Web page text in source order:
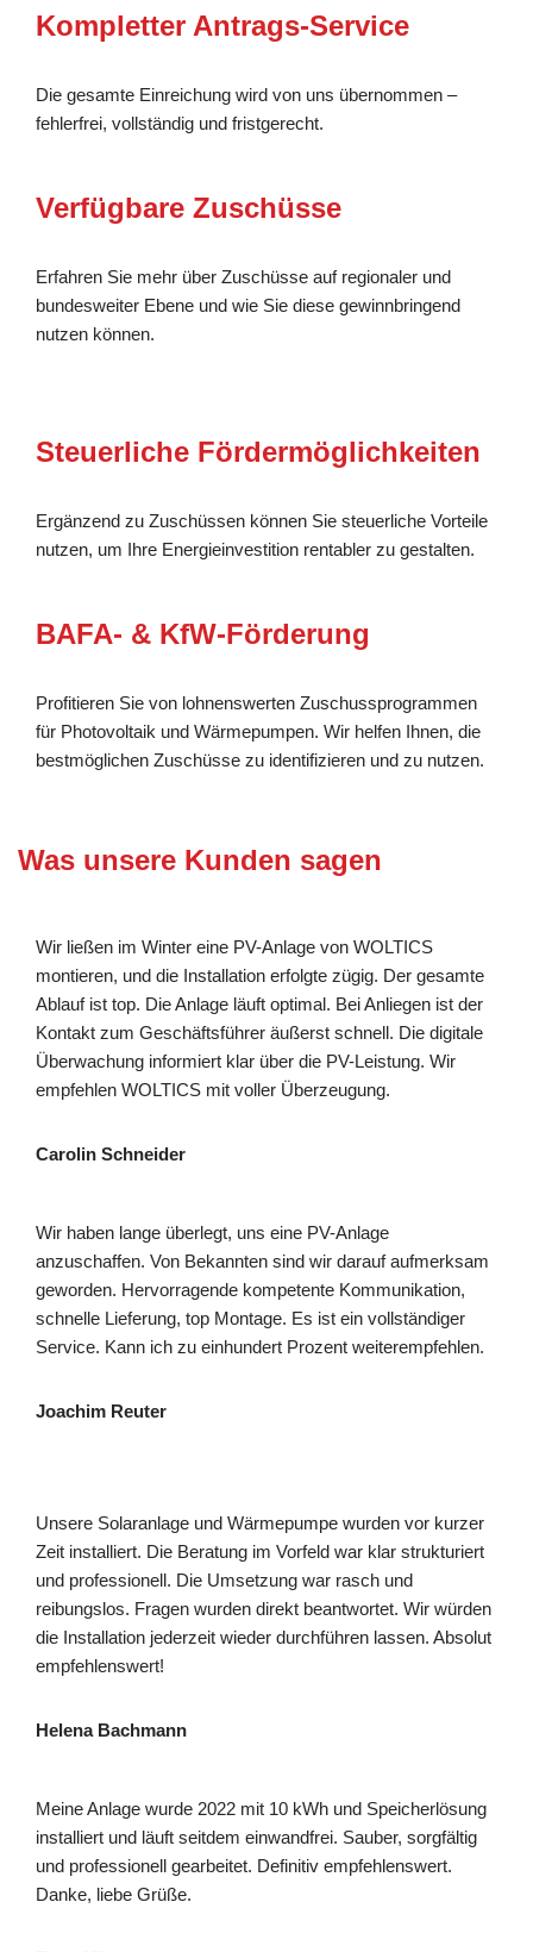
Kompletter Antrags-Service
Die gesamte Einreichung wird von uns übernommen –
fehlerfrei, vollständig und fristgerecht.
Verfügbare Zuschüsse
Erfahren Sie mehr über Zuschüsse auf regionaler und
bundesweiter Ebene und wie Sie diese gewinnbringend
nutzen können.
Steuerliche Fördermöglichkeiten
Ergänzend zu Zuschüssen können Sie steuerliche Vorteile
nutzen, um Ihre Energieinvestition rentabler zu gestalten.
BAFA- & KfW-Förderung
Profitieren Sie von lohnenswerten Zuschussprogrammen
für Photovoltaik und Wärmepumpen. Wir helfen Ihnen, die
bestmöglichen Zuschüsse zu identifizieren und zu nutzen.
Was unsere Kunden sagen
Wir ließen im Winter eine PV-Anlage von WOLTICS
montieren, und die Installation erfolgte zügig. Der gesamte
Ablauf ist top. Die Anlage läuft optimal. Bei Anliegen ist der
Kontakt zum Geschäftsführer äußerst schnell. Die digitale
Überwachung informiert klar über die PV-Leistung. Wir
empfehlen WOLTICS mit voller Überzeugung.
Carolin Schneider
Wir haben lange überlegt, uns eine PV-Anlage
anzuschaffen. Von Bekannten sind wir darauf aufmerksam
geworden. Hervorragende kompetente Kommunikation,
schnelle Lieferung, top Montage. Es ist ein vollständiger
Service. Kann ich zu einhundert Prozent weiterempfehlen.
Joachim Reuter
Unsere Solaranlage und Wärmepumpe wurden vor kurzer
Zeit installiert. Die Beratung im Vorfeld war klar strukturiert
und professionell. Die Umsetzung war rasch und
reibungslos. Fragen wurden direkt beantwortet. Wir würden
die Installation jederzeit wieder durchführen lassen. Absolut
empfehlenswert!
Helena Bachmann
Meine Anlage wurde 2022 mit 10 kWh und Speicherlösung
installiert und läuft seitdem einwandfrei. Sauber, sorgfältig
und professionell gearbeitet. Definitiv empfehlenswert.
Danke, liebe Grüße.